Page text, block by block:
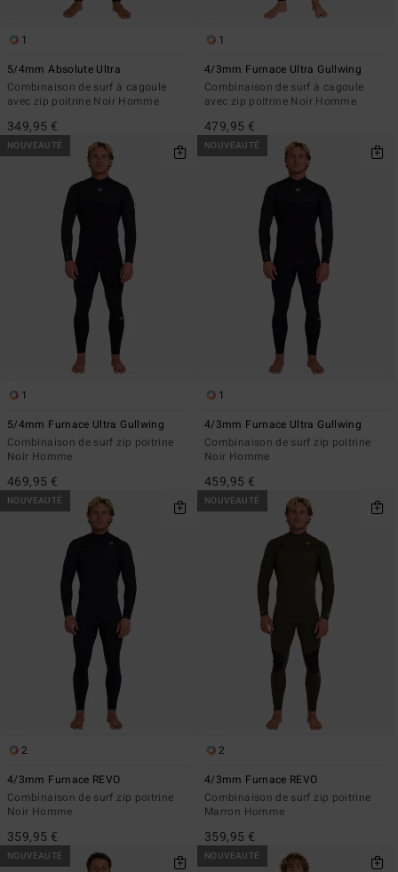
1
5/4mm Absolute Ultra
Combinaison de surf à cagoule
avec zip poitrine Noir Homme
349,95 €
1
4/3mm Furnace Ultra Gullwing
Combinaison de surf à cagoule
avec zip poitrine Noir Homme
479,95 €
NOUVEAUTÉ
1
5/4mm Furnace Ultra Gullwing
Combinaison de surf zip poitrine
Noir Homme
469,95 €
NOUVEAUTÉ
1
4/3mm Furnace Ultra Gullwing
Combinaison de surf zip poitrine
Noir Homme
459,95 €
NOUVEAUTÉ
2
4/3mm Furnace REVO
Combinaison de surf zip poitrine
Noir Homme
359,95 €
NOUVEAUTÉ
2
4/3mm Furnace REVO
Combinaison de surf zip poitrine
Marron Homme
359,95 €
NOUVEAUTÉ NOUVEAUTÉ